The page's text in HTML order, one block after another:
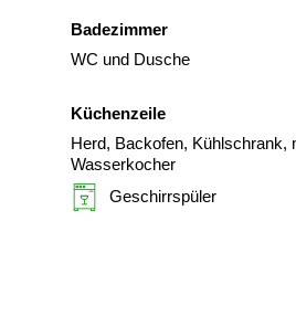
Badezimmer
WC und Dusche
Küchenzeile
Herd, Backofen, Kühlschrank,
Wasserkocher
Geschirrspüler